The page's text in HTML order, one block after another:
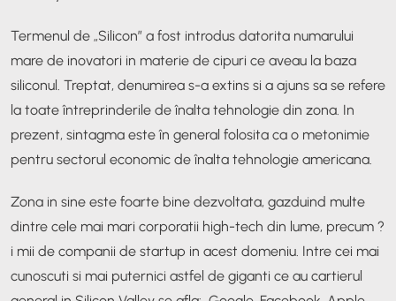
Termenul de „Silicon” a fost introdus datorita numarului
mare de inovatori in materie de cipuri ce aveau la baza
siliconul. Treptat, denumirea s-a extins si a ajuns sa se refere
la toate întreprinderile de înalta tehnologie din zona. In
prezent, sintagma este în general folosita ca o metonimie
pentru sectorul economic de înalta tehnologie americana.
Zona in sine este foarte bine dezvoltata, gazduind multe
dintre cele mai mari corporatii high-tech din lume, precum ?
i mii de companii de startup in acest domeniu. Intre cei mai
cunoscuti si mai puternici astfel de giganti ce au cartierul